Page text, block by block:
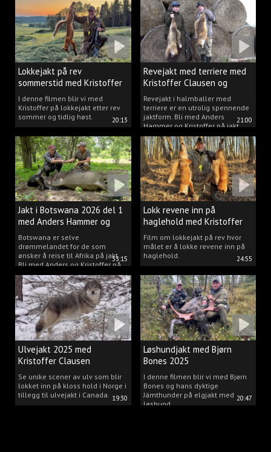
20:13
Lokkejakt på rev
sommerstid med Kristoffer
Clausen
I denne filmen blir vi med
Kristoffer på lokkejakt etter rev
sommer og tidlig høst.
21:00
Revejakt med terriere med
Kristoffer Clausen og
Anders Hammer
Revejakt i halmballer med
terriere er en utrolig spennende
jaktform. Bli med Anders
Hammer og Kristoffer på jakt.
33:15
Jakt i Botswana 2026 del 1
med Anders Hammer og
Kristoffer
Botswana er selve
drømmelandet for de som
ønsker å reise til Afrika på jakt.
Bli med Anders og Kristoffer på
spennende opplevelser på
Kgwebe Hills i Botswana.
24:55
Lokk revene inn på
haglehold med Kristoffer
Clausen
Film om lokkejakt på rev hvor
målet er å lokke revene inn på
haglehold.
19:30
Ulvejakt 2025 med
Kristoffer Clausen
Se unike scener av ulv som blir
lokket inn på kloss hold i Norge i
tillegg til ulvejakt i Canada.
20:47
Løshundjakt med Bjørn
Bones 2025
I denne filmen blir vi med Bjørn
Bones og hans dyktige
Jämthunder på elgjakt med
løshund.